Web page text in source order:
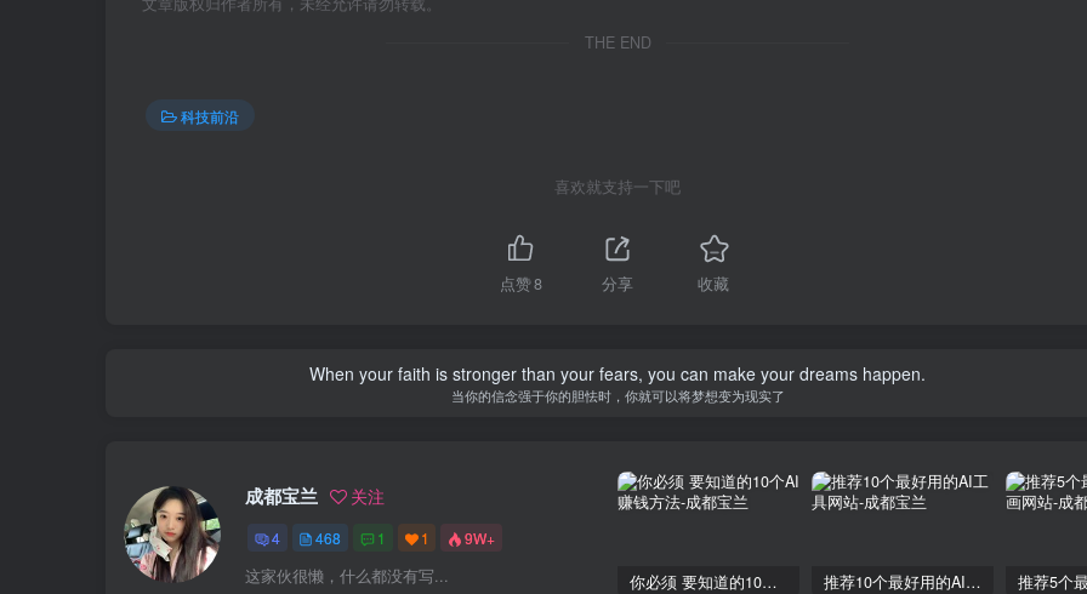
THE END
科技前沿
喜欢就支持一下吧
点赞8 分享 收藏
When your faith is stronger than your fears, you can make your dreams happen.
当你的信念强于你的胆怯时，你就可以将梦想变为现实了
成都宝兰 关注
4 468 1 1 9W+
这家伙很懒，什么都没有写... 你必须 要知道的10个AI赚钱方法 推荐10个最好用的AI工具网站